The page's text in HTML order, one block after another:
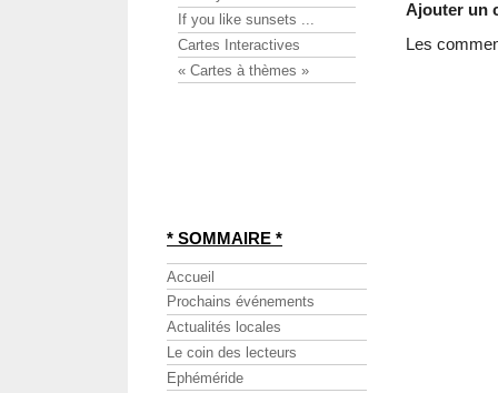
Ajouter un
Les
If you like sunsets ...
Cartes Interactives
« Cartes à thèmes »
* SOMMAIRE *
Accueil
Prochains événements
Actualités locales
Le coin des lecteurs
Ephéméride